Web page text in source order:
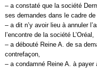
– a constaté que la société
ses demandes dans le cadre
– a dit n’y avoir lieu à annuler
l’encontre de la société L’Oréal,
– a débouté Reine A. de sa
contrefaçon,
– a condamné Reine A. à payer